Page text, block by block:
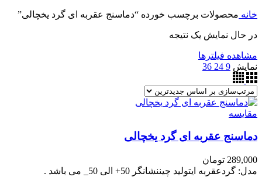
خانه محصولات برچسب خورده “دماسنج عقربه ای گرد یخچالی”
در حال نمایش یک نتیجه
مشاهده فیلترها
نمایش 9
24
36
مقایسه
دماسنج عقربه ای گرد یخچالی
289,000 تومان
مدل: گردعقربه ایتولید چیننشانگر 50+ الی 50_ می باشد .